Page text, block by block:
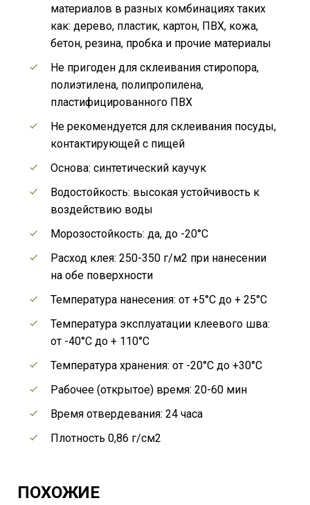
материалов в разных комбинациях таких
как: дерево, пластик, картон, ПВХ, кожа,
бетон, резина, пробка и прочие материалы
Не пригоден для склеивания стиропора,
полиэтилена, полипропилена,
пластифицированного ПВХ
Не рекомендуется для склеивания посуды,
контактирующей с пищей
Основа: синтетический каучук
Водостойкость: высокая устойчивость к
воздействию воды
Морозостойкость: да, до -20°C
Расход клея: 250-350 г/м2 при нанесении
на обе поверхности
Температура нанесения: от +5°C до + 25°C
Температура эксплуатации клеевого шва:
от -40°C до + 110°C
Температура хранения: от -20°C до +30°C
Рабочее (открытое) время: 20-60 мин
Время отвердевания: 24 часа
Плотность 0,86 г/см2
ПОХОЖИЕ